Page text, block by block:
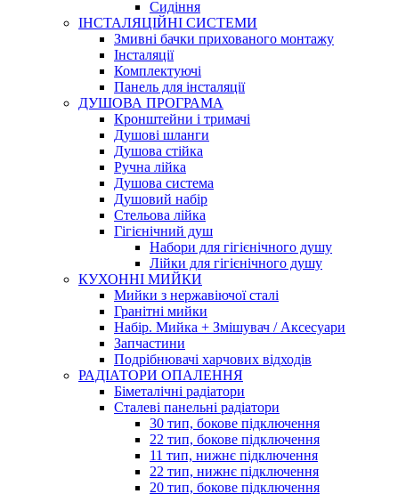
Сидіння
ІНСТАЛЯЦІЙНІ СИСТЕМИ
Змивні бачки прихованого монтажу
Інсталяції
Комплектуючі
Панель для інсталяції
ДУШОВА ПРОГРАМА
Кронштейни і тримачі
Душові шланги
Душова стійка
Ручна лійка
Душова система
Душовий набір
Стельова лійка
Гігієнічний душ
Набори для гігієнічного душу
Лійки для гігієнічного душу
КУХОННІ МИЙКИ
Мийки з нержавіючої сталі
Гранітні мийки
Набір. Мийка + Змішувач / Аксесуари
Запчастини
Подрібнювачі харчових відходів
РАДІАТОРИ ОПАЛЕННЯ
Біметалічні радіатори
Сталеві панельні радіатори
30 тип, бокове підключення
22 тип, бокове підключення
11 тип, нижнє підключення
22 тип, нижнє підключення
20 тип, бокове підключення